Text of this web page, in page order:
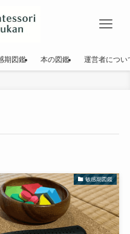
期図鑑 本の図鑑 運営者につい
敏感期図鑑